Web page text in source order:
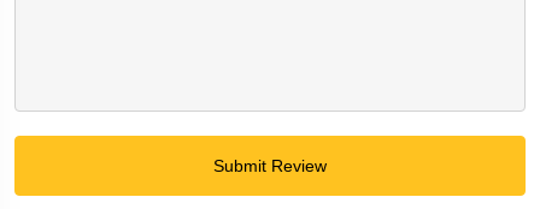
Submit Review